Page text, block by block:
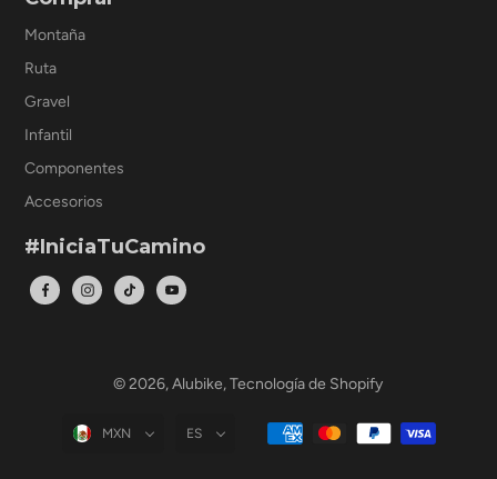
Montaña
Ruta
Gravel
Infantil
Componentes
Accesorios
#IniciaTuCamino
© 2026,Alubike,Tecnología de Shopify
MXN ES